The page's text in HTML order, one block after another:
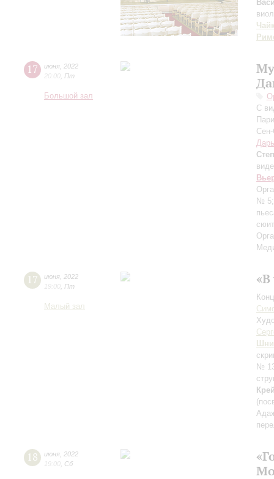
17 июня 2022
20:00 Пт
Большой зал
С
№
17 июня 2022
19:00 Пт
Малый зал
«В
№
18 июня 2022
19:00 Сб